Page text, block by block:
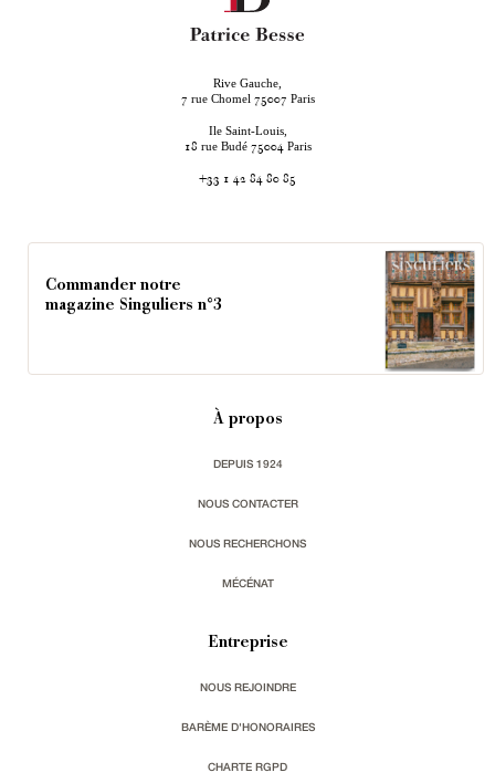
Rive Gauche,
7 rue Chomel 75007 Paris
Ile Saint-Louis,
18 rue Budé 75004 Paris
+33 1 42 84 80 85
Commander notre
magazine Singuliers n°3
À propos
DEPUIS 1924
NOUS CONTACTER
NOUS RECHERCHONS
MÉCÉNAT
Entreprise
NOUS REJOINDRE
BARÈME D'HONORAIRES
CHARTE RGPD